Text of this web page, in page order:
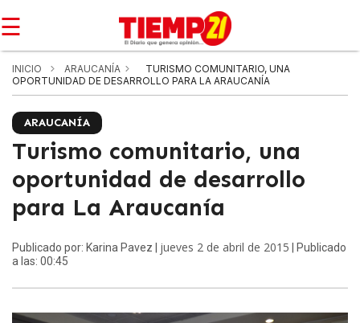
☰
INICIO ARAUCANÍA
TURISMO COMUNITARIO, UNA
OPORTUNIDAD DE DESARROLLO PARA LA ARAUCANÍA
ARAUCANÍA
Turismo comunitario, una
oportunidad de desarrollo
para La Araucanía
Publicado por: Karina Pavez | jueves 2 de abril de 2015 | Publicado
a las: 00:45